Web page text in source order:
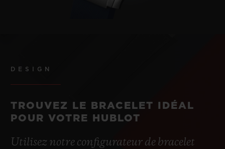
DESIGN
TROUVEZ LE BRACELET IDÉAL
POUR VOTRE HUBLOT
Utilisez notre configurateur de bracelet